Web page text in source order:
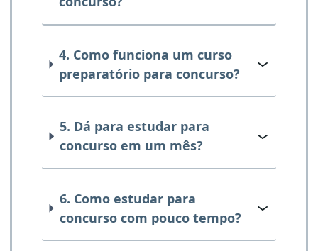
4. Como funciona um curso
preparatório para concurso?
5. Dá para estudar para
concurso em um mês?
6. Como estudar para
concurso com pouco tempo?